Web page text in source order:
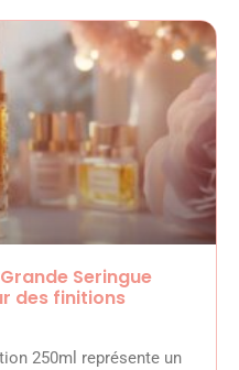
Seringue
des finitions
250ml représente un